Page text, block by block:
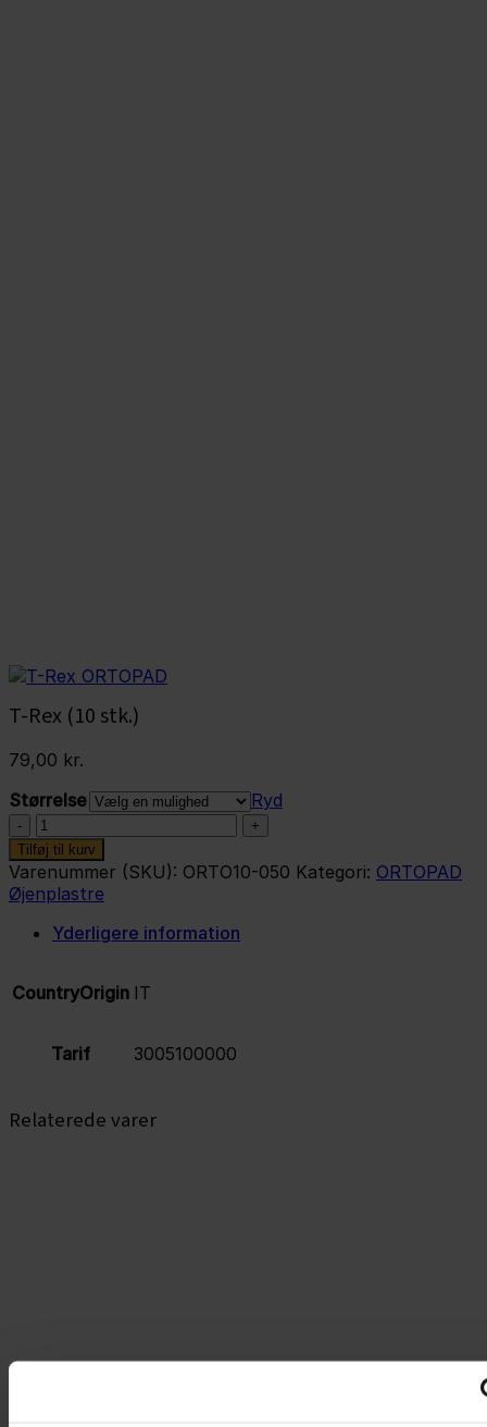
T-Rex (10 stk.)
79,00 kr.
Størrelse
Ryd
T-
Rex
(10
stk.)
antal
Tilføj til kurv
Varenummer (SKU): ORTO10-050 Kategori: ORTOPAD
Øjenplastre
Yderligere information
CountryOrigin IT
Tarif 3005100000
Relaterede varer